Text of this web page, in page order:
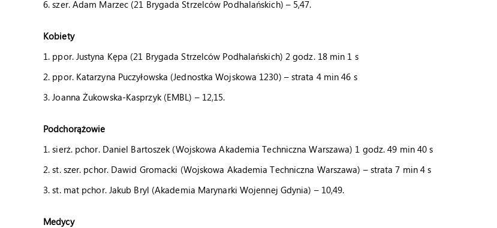
6. szer. Adam Marzec (21 Brygada Strzelców Podhalańskich) – 5,47.
Kobiety
1. ppor. Justyna Kępa (21 Brygada Strzelców Podhalańskich) 2 godz. 18 min 1 s
2. ppor. Katarzyna Puczyłowska (Jednostka Wojskowa 1230) – strata 4 min 46 s
3. Joanna Żukowska-Kasprzyk (EMBL) – 12,15.
Podchorążowie
1. sierż. pchor. Daniel Bartoszek (Wojskowa Akademia Techniczna Warszawa) 1 godz. 49 min 40 s
2. st. szer. pchor. Dawid Gromacki (Wojskowa Akademia Techniczna Warszawa) – strata 7 min 4 s
3. st. mat pchor. Jakub Bryl (Akademia Marynarki Wojennej Gdynia) – 10,49.
Medycy